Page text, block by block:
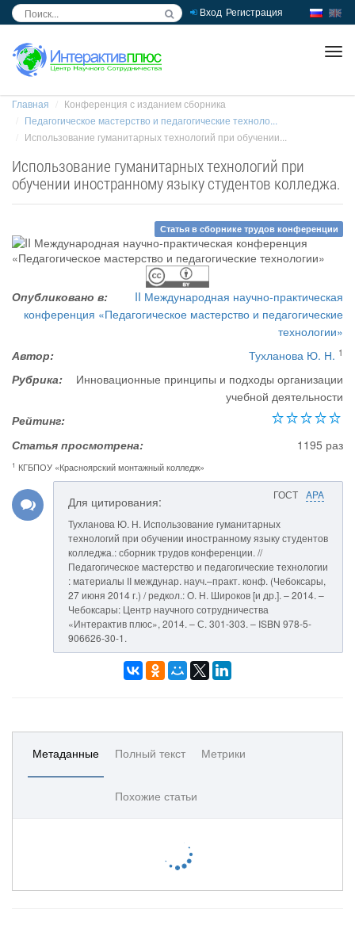
Вход Регистрация
Главная
Конференция с изданием сборника
Педагогическое мастерство и педагогические техноло...
Использование гуманитарных технологий при обучении...
Использование гуманитарных технологий при
обучении иностранному языку студентов колледжа.
Статья в сборнике трудов конференции
Опубликовано в:
II Международная научно-практическая
конференция «Педагогическое мастерство и педагогические
технологии»
Автор:
Тухланова Ю. Н. 1
Рубрика:
Инновационные принципы и подходы организации
учебной деятельности
Рейтинг:
Статья просмотрена:
1195 раз
1 КГБПОУ «Красноярский монтажный колледж»
ГОСТ APA
Для цитирования:
Тухланова Ю. Н. Использование гуманитарных
технологий при обучении иностранному языку студентов
колледжа.: сборник трудов конференции. //
Педагогическое мастерство и педагогические технологии
: материалы II междунар. науч.–практ. конф. (Чебоксары,
27 июня 2014 г.) / редкол.: О. Н. Широков [и др.]. – 2014. –
Чебоксары: Центр научного сотрудничества
«Интерактив плюс», 2014. – С. 301-303. – ISBN 978-5-
906626-30-1.
Метаданные Полный текст Метрики
Похожие статьи